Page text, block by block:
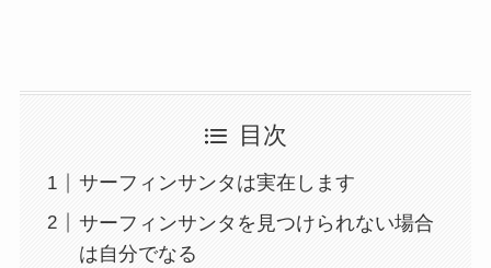
目次
サーフィンサンタは実在します
サーフィンサンタを見つけられない場合
は自分でなる